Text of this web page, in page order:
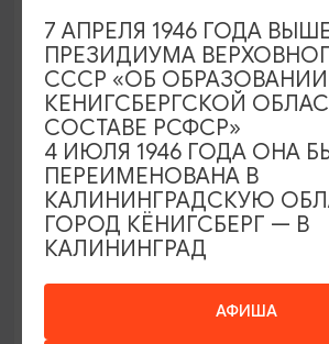
КОНЦЕРТЫ
Звучащие сады
09.08.2026 18:00
Калининград, Собор на острове
ОТ 500₽
АФИША
7 АПРЕЛЯ 1946 ГОДА
ПРЕЗИДИУМА
СССР «ОБ ОБРАЗОВАНИИ
КЕНИГСБЕРГСКОЙ
СОСТАВЕ РСФСР»
4 ИЮЛЯ 1946 ГОДА ОНА
ПЕРЕИМЕНОВАНА В
КАЛИНИНГРАДСКУЮ
ГОРОД КЁНИГСБЕРГ — В
КАЛИНИНГРАД